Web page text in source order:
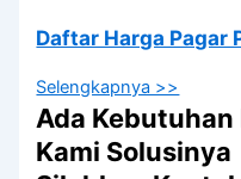
Daftar Harga Pagar
Selengkapnya >>
Ada Kebutuhan
Kami Solusinya